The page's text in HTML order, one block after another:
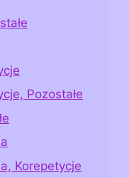
Pozostałe
Korepetycje